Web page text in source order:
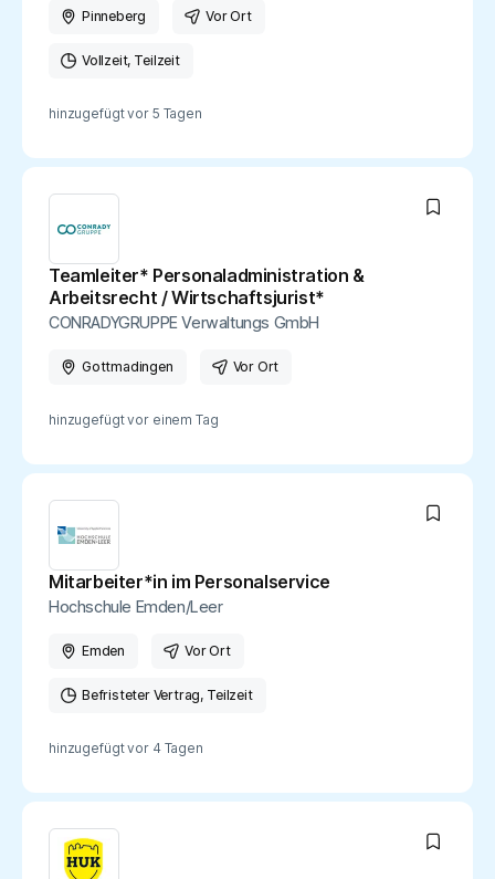
Pinneberg Vor Ort
Vollzeit Teilzeit
hinzugefügt vor 5 Tagen
Teamleiter* Personaladministration &
Arbeitsrecht / Wirtschaftsjurist*
CONRADYGRUPPE Verwaltungs GmbH
Gottmadingen Vor Ort
hinzugefügt vor einem Tag
Mitarbeiter*in im Personalservice
Hochschule Emden/Leer
Emden Vor Ort
Befristeter Vertrag Teilzeit
hinzugefügt vor 4 Tagen